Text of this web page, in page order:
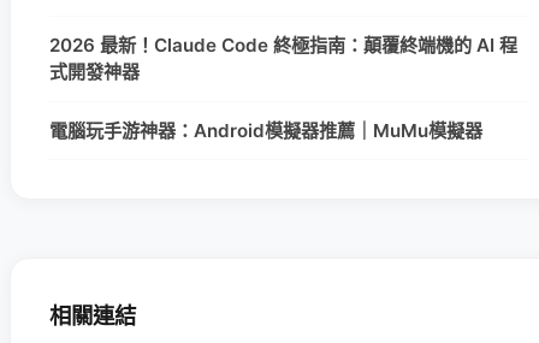
2026 最新！Claude Code 終極指南：顛覆終端機的 AI 程
式開發神器
電腦玩手游神器：Android模擬器推薦｜MuMu模擬器
相關連結